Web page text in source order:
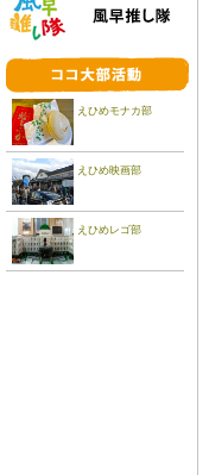
えひめモナカ部
えひめ映画部
えひめレゴ部